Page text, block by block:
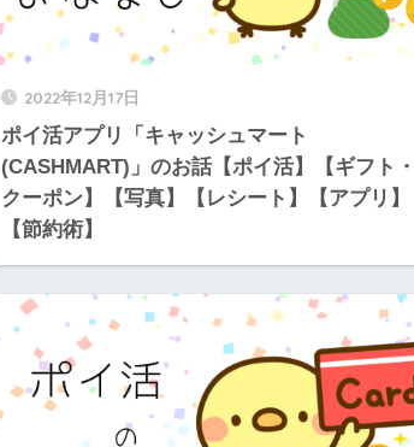
2022年12月17日
ポイ活アプリ「キャッシュマート
(CASHMART)」のお話【ポイ活】【ギフト・
クーポン】【写真】【レシート】【アプリ】
【節約術】